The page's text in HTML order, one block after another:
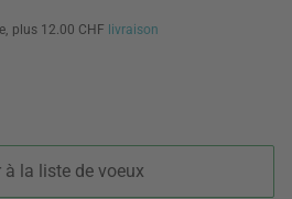
plus 12.00 CHF livraison
à la liste de voeux